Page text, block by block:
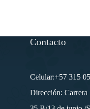
Contacto
Celular:+57 315
Dirección: Carrera